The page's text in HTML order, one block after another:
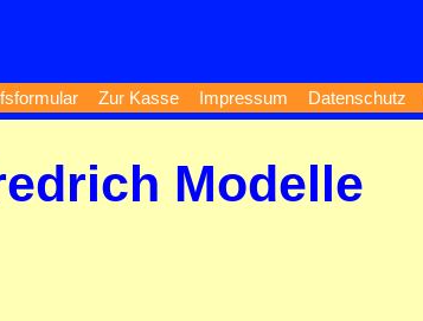
Modelle
Zur Kasse Impressum Datenschutz